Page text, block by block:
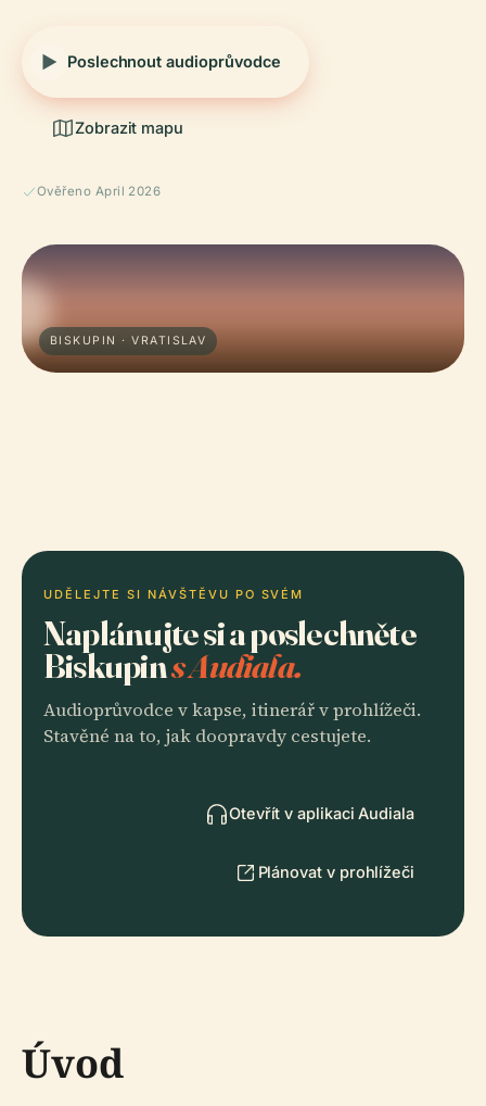
Poslechnout audioprůvodce
Zobrazit mapu
Ověřeno April 2026
BISKUPIN · VRATISLAV
UDĚLEJTE SI NÁVŠTĚVU PO SVÉM
Naplánujte si a poslechněte
Biskupins Audiala.
Audioprůvodce v kapse, itinerář v prohlížeči.
Stavěné na to, jak doopravdy cestujete.
Otevřít v aplikaci Audiala
Plánovat v prohlížeči
Úvod